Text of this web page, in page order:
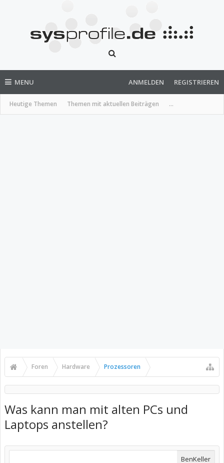
MENU
Heutige Themen Themen mit aktuellen Beiträgen ...
ANMELDEN REGISTRIEREN
Foren Hardware Prozessoren
Was kann man mit alten PCs und
Laptops anstellen?
BenKeller